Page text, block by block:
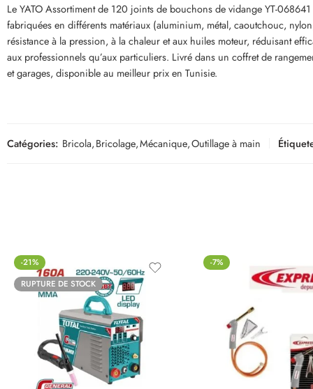
Le YATO Assortiment de 120 joints de bouchons de vidange YT-
fabriquées en différents matériaux (aluminium, métal, caoutchouc,
résistance à la pression, à la chaleur et aux huiles moteur, réduisant
aux professionnels qu’aux particuliers. Livré dans un coffret de
et garages, disponible au meilleur prix en Tunisie.
Catégories: Bricola,Bricolage,Mécanique,Outillage à main
-21%
RUPTURE DE STOCK
-7%